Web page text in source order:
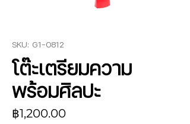
SKU: G1-0812
โต๊ะเตรียมความ
พร้อมศิลปะ
฿1,200.00Price